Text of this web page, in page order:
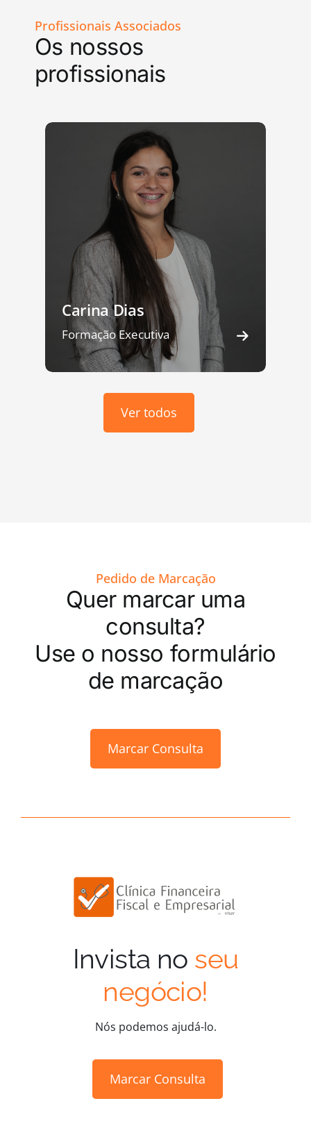
Profissionais Associados
Os nossos
profissionais
Carina Dias
Formação Executiva
Ver todos
Pedido de Marcação
Quer marcar uma
consulta?
Use o nosso formulário
de marcação
Marcar Consulta
Invista no seu
negócio!
Nós podemos ajudá-lo.
Marcar Consulta